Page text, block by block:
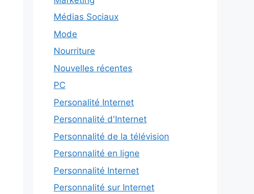
Médias Sociaux
Mode
Nourriture
Nouvelles récentes
PC
Personalité Internet
Personnalité d'Internet
Personnalité de la télévision
Personnalité en ligne
Personnalité Internet
Personnalité sur Internet